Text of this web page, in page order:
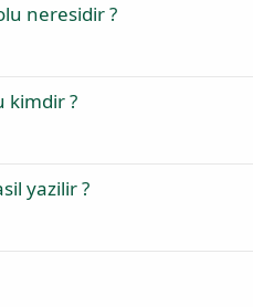
neresidir ?
kimdir ?
yazilir ?